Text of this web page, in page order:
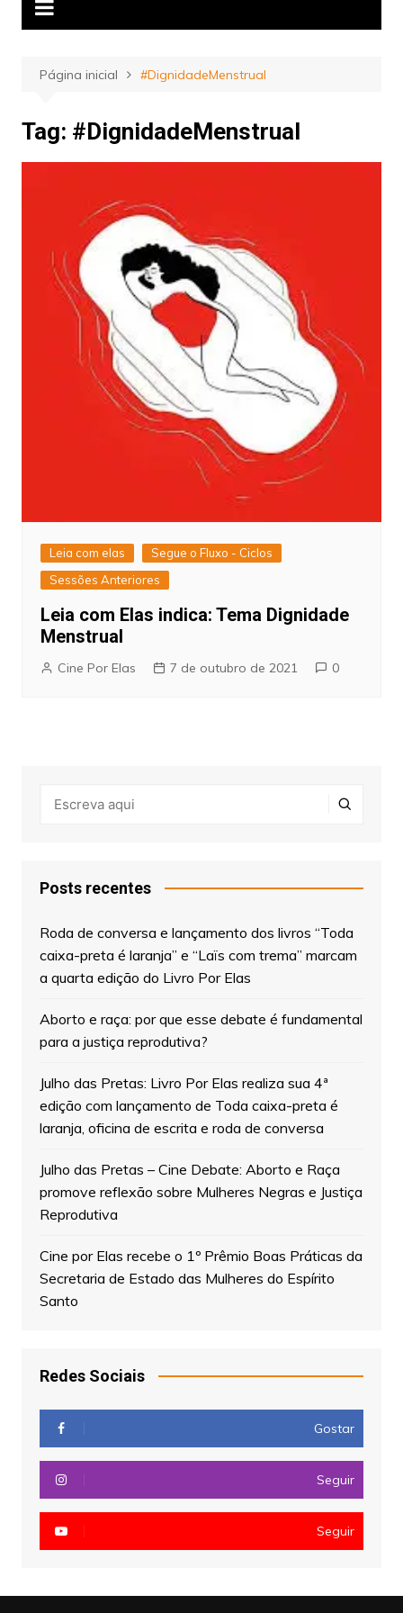
Página inicial #DignidadeMenstrual
Tag: #DignidadeMenstrual
Leia com elas
Segue o Fluxo - Ciclos
Sessões Anteriores
Leia com Elas indica: Tema Dignidade
Menstrual
Cine Por Elas 7 de outubro de 2021 0
Posts recentes
Roda de conversa e lançamento dos livros “Toda
caixa-preta é laranja” e “Laïs com trema” marcam
a quarta edição do Livro Por Elas
Aborto e raça: por que esse debate é fundamental
para a justiça reprodutiva?
Julho das Pretas: Livro Por Elas realiza sua 4ª
edição com lançamento de Toda caixa-preta é
laranja, oficina de escrita e roda de conversa
Julho das Pretas – Cine Debate: Aborto e Raça
promove reflexão sobre Mulheres Negras e Justiça
Reprodutiva
Cine por Elas recebe o 1º Prêmio Boas Práticas da
Secretaria de Estado das Mulheres do Espírito
Santo
Redes Sociais
Gostar
Seguir
Seguir